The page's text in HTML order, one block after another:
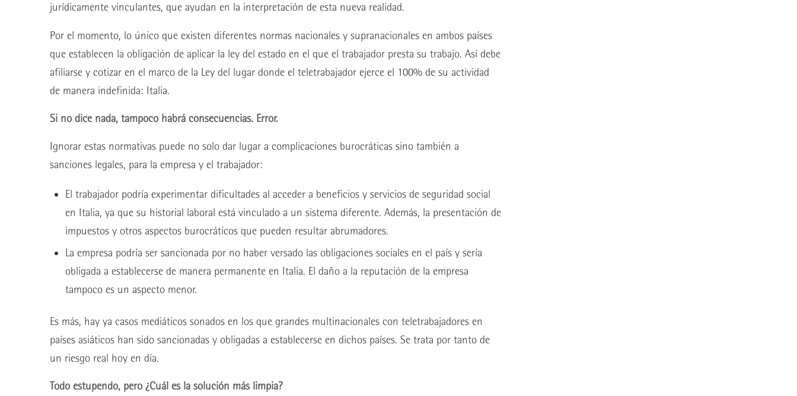
jurídicamente vinculantes, que ayudan en la interpretación de esta nueva realidad.
Por el momento, lo único que existen diferentes normas nacionales y supranacionales en ambos países
que establecen la obligación de aplicar la ley del estado en el que el trabajador presta su trabajo. Así debe
afiliarse y cotizar en el marco de la Ley del lugar donde el teletrabajador ejerce el 100% de su actividad
de manera indefinida: Italia.
Si no dice nada, tampoco habrá consecuencias. Error.
Ignorar estas normativas puede no solo dar lugar a complicaciones burocráticas sino también a
sanciones legales, para la empresa y el trabajador:
El trabajador podría experimentar dificultades al acceder a beneficios y servicios de seguridad social
en Italia, ya que su historial laboral está vinculado a un sistema diferente. Además, la presentación de
impuestos y otros aspectos burocráticos que pueden resultar abrumadores.
La empresa podría ser sancionada por no haber versado las obligaciones sociales en el país y sería
obligada a establecerse de manera permanente en Italia. El daño a la reputación de la empresa
tampoco es un aspecto menor.
Es más, hay ya casos mediáticos sonados en los que grandes multinacionales con teletrabajadores en
países asiáticos han sido sancionadas y obligadas a establecerse en dichos países. Se trata por tanto de
un riesgo real hoy en día.
Todo estupendo, pero ¿Cuál es la solución más limpia?